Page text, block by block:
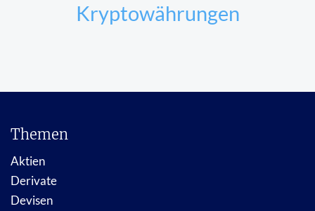
Kryptowährungen
Themen
Aktien
Derivate
Devisen